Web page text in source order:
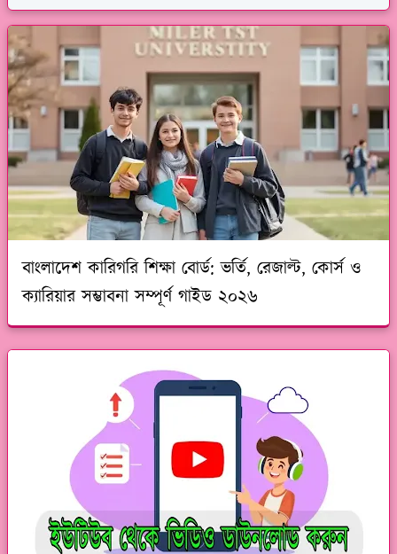
বাংলাদেশ কারিগরি শিক্ষা বোর্ড: ভর্তি, রেজাল্ট, কোর্স ও
ক্যারিয়ার সম্ভাবনা সম্পূর্ণ গাইড ২০২৬